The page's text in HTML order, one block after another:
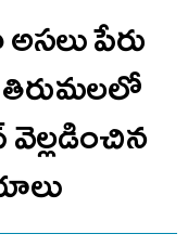
పేరు
తిరుమలలో
వెల్లడించిన